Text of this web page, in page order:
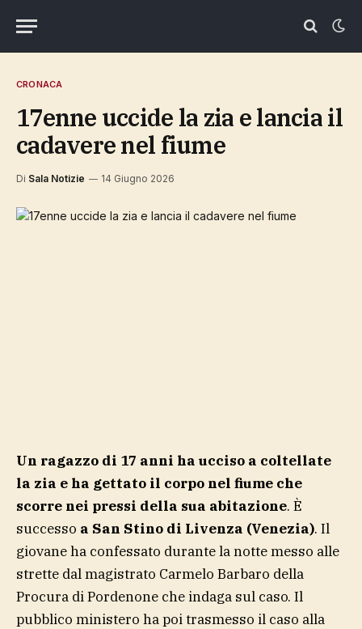
CRONACA
17enne uccide la zia e lancia il
cadavere nel fiume
Di Sala Notizie 14 Giugno 2026
Un ragazzo di 17 anni ha ucciso a coltellate
la zia e ha gettato il corpo nel fiume che
scorre nei pressi della sua abitazione. È
successo a San Stino di Livenza (Venezia). Il
giovane ha confessato durante la notte messo alle
strette dal magistrato Carmelo Barbaro della
Procura di Pordenone che indaga sul caso. Il
pubblico ministero ha poi trasmesso il caso alla